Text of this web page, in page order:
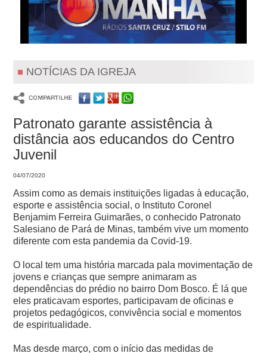
NOTÍCIAS DA IGREJA
Patronato garante assistência à
distância aos educandos do Centro
Juvenil
04/07/2020
Assim como as demais instituições ligadas à educação,
esporte e assistência social, o Instituto Coronel
Benjamim Ferreira Guimarães, o conhecido Patronato
Salesiano de Pará de Minas, também vive um momento
diferente com esta pandemia da Covid-19.
O local tem uma história marcada pala movimentação de
jovens e crianças que sempre animaram as
dependências do prédio no bairro Dom Bosco. É lá que
eles praticavam esportes, participavam de oficinas e
projetos pedagógicos, convivência social e momentos
de espiritualidade.
Mas desde março, com o início das medidas de